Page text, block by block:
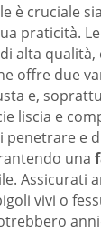
è cruciale
praticità.
alta qualità,
offre due
e,
liscia e
penetrare e
una
Assicurati
vivi o